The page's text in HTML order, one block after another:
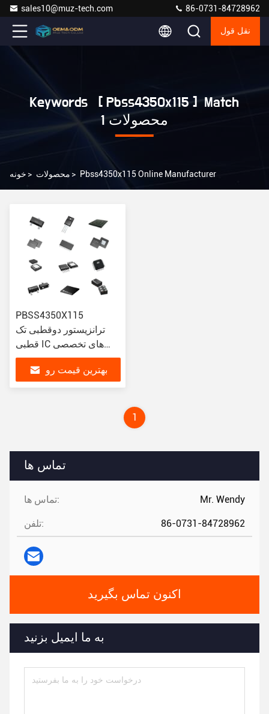
sales10@muz-tech.com 86-0731-84728962
نقل قول
Keywords [ Pbss4350x115 ] Match
1 محصولات
خونه > محصولات > Pbss4350x115 Online Manufacturer
تماس ها
تماس ها: Mr. Wendy
تلفن: 86-0731-84728962
اکنون تماس بگیرید
به ما ایمیل بزنید
PBSS4350X115
ترانزیستور دوقطبی تک
قطبی IC های تخصصی
تراشه 3A کلکتور جریان IC
Max SOT89 سری
بهترین قیمت رو
1